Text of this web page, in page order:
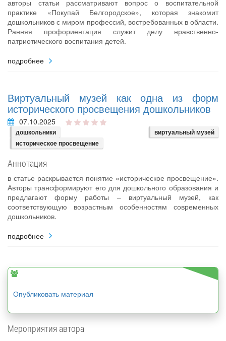
авторы статьи рассматривают вопрос о воспитательной
практике «Покупай Белгородское», которая знакомит
дошкольников с миром профессий, востребованных в области.
Ранняя профориентация служит делу нравственно-
патриотического воспитания детей.
подробнее
Виртуальный музей как одна из форм
исторического просвещения дошкольников
07.10.2025
дошкольники
виртуальный музей
историческое просвещение
Аннотация
в статье раскрывается понятие «историческое просвещение».
Авторы трансформируют его для дошкольного образования и
предлагают форму работы – виртуальный музей, как
соответствующую возрастным особенностям современных
дошкольников.
подробнее
Опубликовать материал
Мероприятия автора